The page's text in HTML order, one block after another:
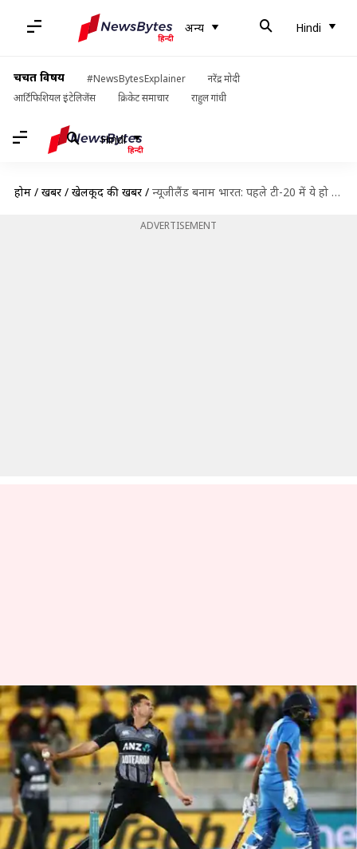
अन्य Hindi
चर्चित विषय #NewsBytesExplainer
नरेंद्र मोदी
आर्टिफिशियल इंटेलिजेंस
क्रिकेट समाचार राहुल गांधी
Hindi
होम / खबरें / खेलकूद की खबरें / न्यूजीलैंड बनाम भारत: पहले टी-20 में ये हो सकती है दोनों टीमों की प्लेइंग इलेवन, जानें
ADVERTISEMENT
न्यूजीलैंड बनाम भारत: पहले टी-20 में
ये हो सकती है दोनों टीमों की प्लेइंग
इलेवन, जानें
लेखन मोहम्मद वाहिद Jan 23, 2020 03:54 pm
क्या है खबर?